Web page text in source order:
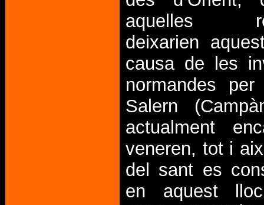
aquelles
deixarien
causa de les
normandes
Salern
actualment
veneren, tot i
del sant es
en aquest